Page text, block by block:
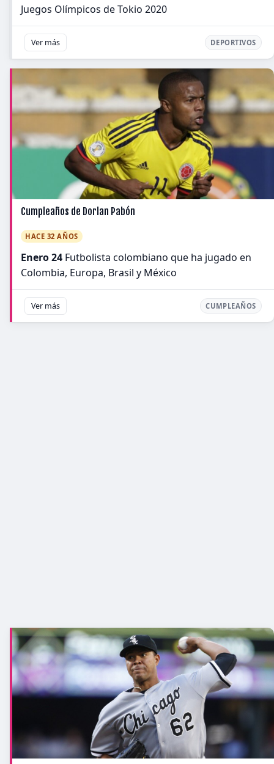
Juegos Olímpicos de Tokio 2020
Ver más DEPORTIVOS
Cumpleaños de Dorlan Pabón
HACE 32 AÑOS
Enero 24 Futbolista colombiano que ha jugado en
Colombia, Europa, Brasil y México
Ver más CUMPLEAÑOS